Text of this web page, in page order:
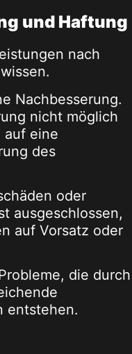
und Haftung
nach
Nachbesserung.
nicht möglich
auf eine
des
oder
ausgeschlossen,
auf Vorsatz oder
die durch
entstehen.